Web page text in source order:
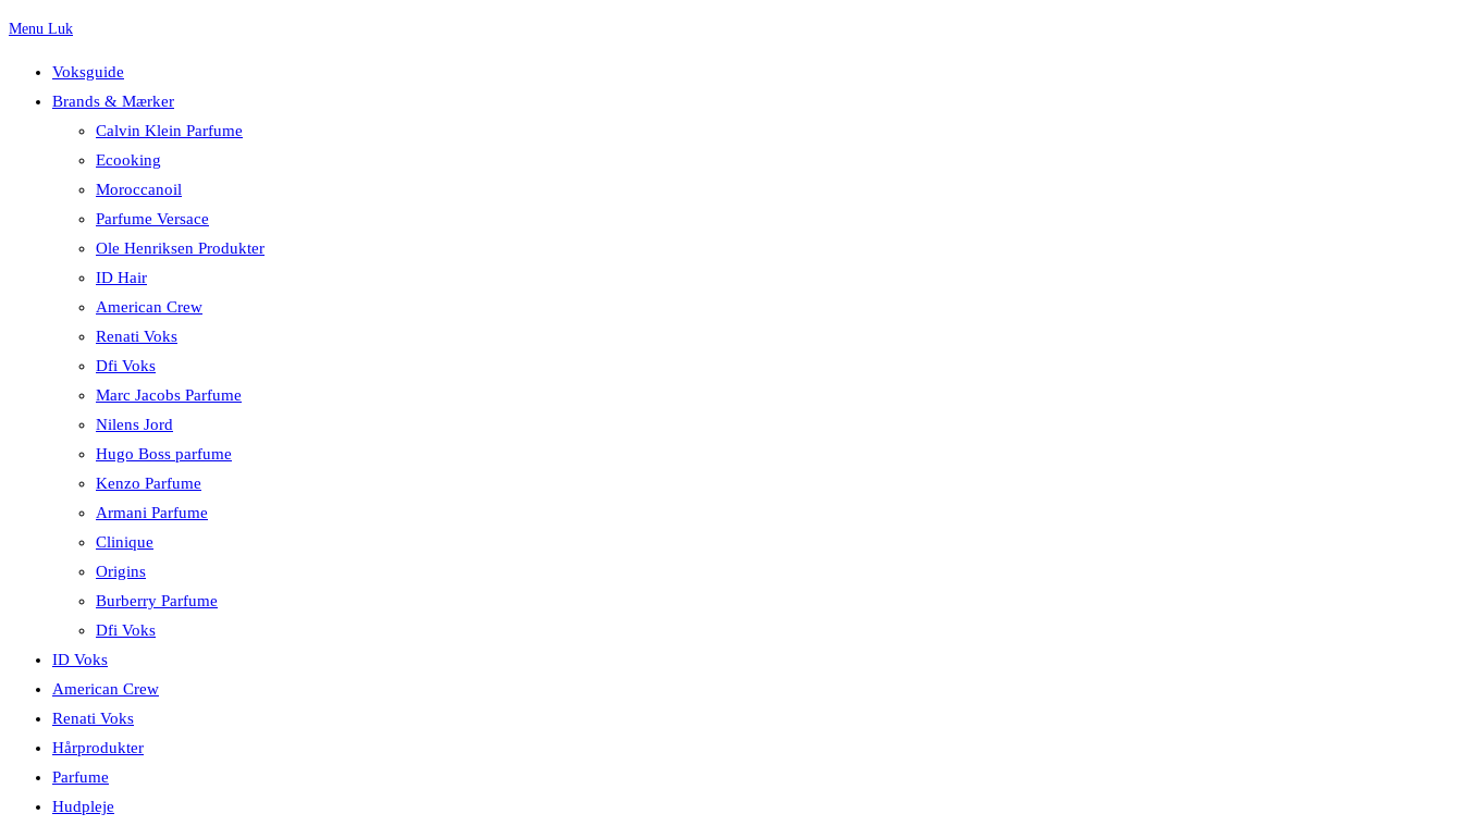
Menu Luk
Voksguide
Brands & Mærker
Calvin Klein Parfume
Ecooking
Moroccanoil
Parfume Versace
Ole Henriksen Produkter
ID Hair
American Crew
Renati Voks
Dfi Voks
Marc Jacobs Parfume
Nilens Jord
Hugo Boss parfume
Kenzo Parfume
Armani Parfume
Clinique
Origins
Burberry Parfume
Dfi Voks
ID Voks
American Crew
Renati Voks
Hårprodukter
Parfume
Hudpleje